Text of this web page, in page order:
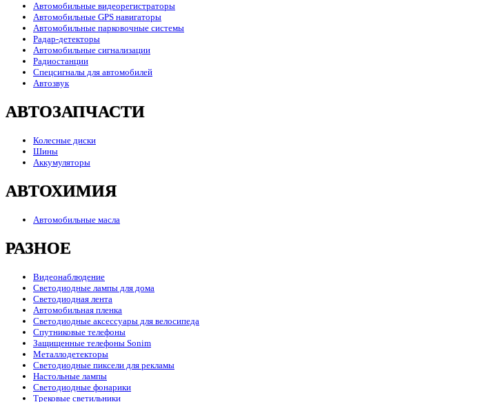
Автомобильные видеорегистраторы
Автомобильные GPS навигаторы
Автомобильные парковочные системы
Радар-детекторы
Автомобильные сигнализации
Радиостанции
Спецсигналы для автомобилей
Автозвук
АВТОЗАПЧАСТИ
Колесные диски
Шины
Аккумуляторы
АВТОХИМИЯ
Автомобильные масла
РАЗНОЕ
Видеонаблюдение
Светодиодные лампы для дома
Светодиодная лента
Автомобильная пленка
Светодиодные аксессуары для велосипеда
Спутниковые телефоны
Защищенные телефоны Sonim
Металлодетекторы
Светодиодные пиксели для рекламы
Настольные лампы
Светодиодные фонарики
Трековые светильники